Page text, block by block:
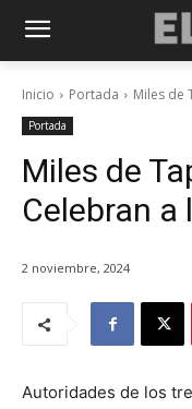
Inicio Portada Miles de
Portada
Miles de
Celebran a
2 noviembre, 2024
Autoridades de los